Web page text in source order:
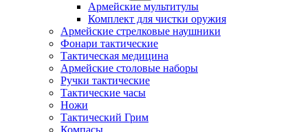
Армейские мультитулы
Комплект для чистки оружия
Армейские стрелковые наушники
Фонари тактические
Тактическая медицина
Армейские столовые наборы
Ручки тактические
Тактические часы
Ножи
Тактический Грим
Компасы